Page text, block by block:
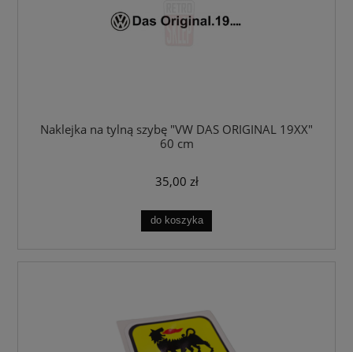
Naklejka na tylną szybę "VW DAS ORIGINAL 19XX"
60 cm
35,00 zł
do koszyka